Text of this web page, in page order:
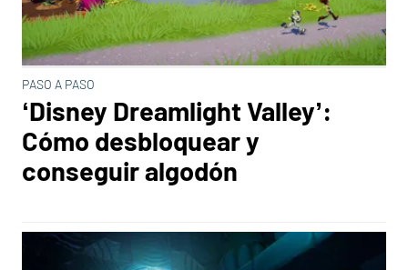
PASO A PASO
‘Disney Dreamlight Valley’:
Cómo desbloquear y
conseguir algodón